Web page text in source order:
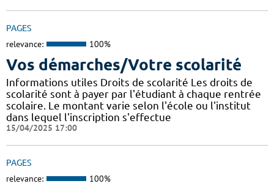
PAGES
relevance: 100%
Vos démarches/Votre scolarité
Informations utiles Droits de scolarité Les droits de
scolarité sont à payer par l'étudiant à chaque rentrée
scolaire. Le montant varie selon l'école ou l'institut
dans lequel l'inscription s'effectue
15/04/2025 17:00
PAGES
relevance: 100%